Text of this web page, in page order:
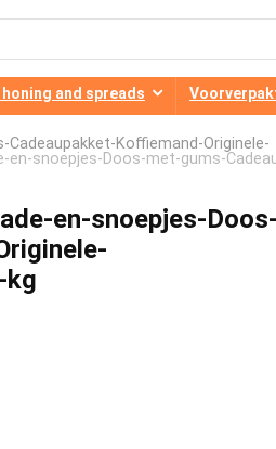
honing and spreads
Koffiemand-Originele-
snoepjes-Doos-met-gums-
en-snoepjes-
kg